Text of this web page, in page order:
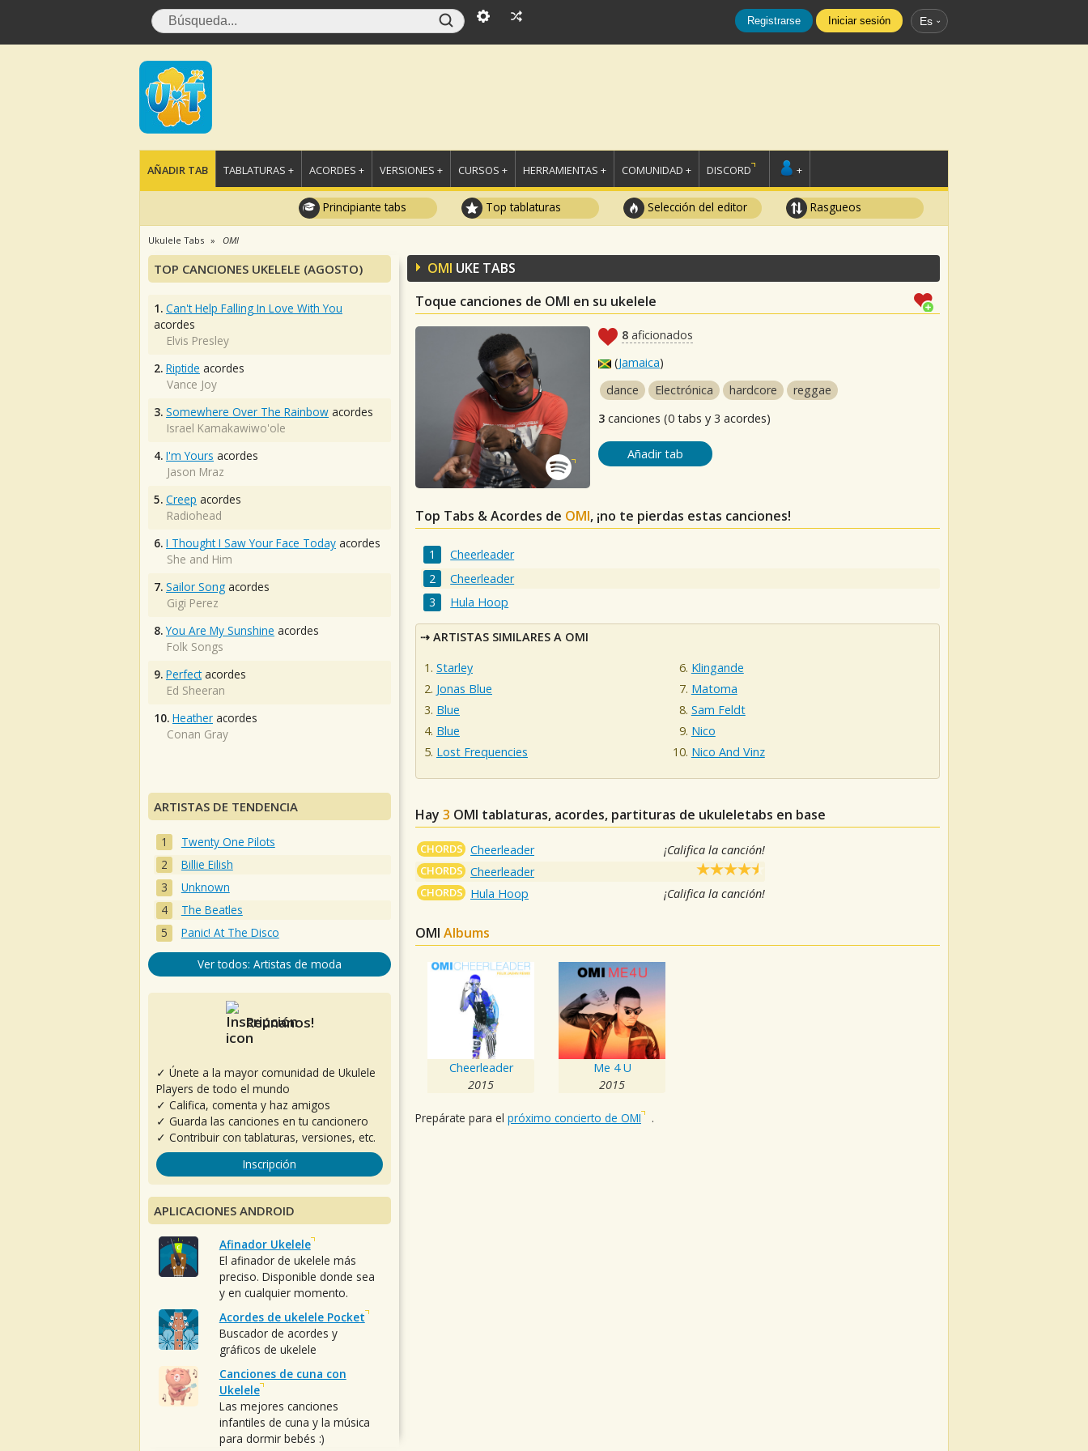
Registrarse Iniciar sesión Es
AÑADIR TAB TABLATURAS + ACORDES + VERSIONES + CURSOS + HERRAMIENTAS + COMUNIDAD + DISCORD +
Principiante tabs Top tablaturas Selección del editor Rasgueos
Ukulele Tabs OMI
OMI UKE TABS
Toque canciones de OMI en su ukelele
8 aficionados
(Jamaica)
dance
Electrónica hardcore
reggae
3 canciones (0 tabs y 3 acordes)
Añadir tab
Top Tabs & Acordes de OMI, ¡no te pierdas estas canciones!
Cheerleader
Cheerleader
Hula Hoop
ARTISTAS SIMILARES A OMI
Starley
Jonas Blue
Blue
Blue
Lost Frequencies
Klingande
Matoma
Sam Feldt
Nico
Nico And Vinz
Hay 3 OMI tablaturas, acordes, partituras de ukuleletabs en base
CHORDS Cheerleader ¡Califica la canción!
CHORDS Cheerleader
CHORDS Hula Hoop ¡Califica la canción!
OMI Albums
Cheerleader
2015
Me 4 U
2015
Prepárate para el próximo concierto de OMI .
TOP CANCIONES UKELELE (AGOSTO)
1. Can't Help Falling In Love With You
acordes
Elvis Presley
2. Riptide acordes
Vance Joy
3. Somewhere Over The Rainbow acordes
Israel Kamakawiwo'ole
4. I'm Yours acordes
Jason Mraz
5. Creep acordes
Radiohead
6. I Thought I Saw Your Face Today acordes
She and Him
7. Sailor Song acordes
Gigi Perez
8. You Are My Sunshine acordes
Folk Songs
9. Perfectacordes
Ed Sheeran
10. Heather acordes
Conan Gray
ARTISTAS DE TENDENCIA
Twenty One Pilots
Billie Eilish
Unknown
The Beatles
Panic! At The Disco
Ver todos: Artistas de moda
Reúnanos!
✓ Únete a la mayor comunidad de Ukulele
Players de todo el mundo
✓ Califica, comenta y haz amigos
✓ Guarda las canciones en tu cancionero
✓ Contribuir con tablaturas, versiones, etc.
Inscripción
APLICACIONES ANDROID
Afinador Ukelele
El afinador de ukelele más
preciso. Disponible donde sea
y en cualquier momento.
Acordes de ukelele Pocket
Buscador de acordes y
gráficos de ukelele
Canciones de cuna con
Ukelele
Las mejores canciones
infantiles de cuna y la música
para dormir bebés :)